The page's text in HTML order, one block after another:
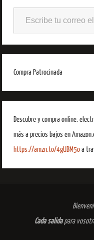
Compra Patrocinada
Descubre y compra online:
más a precios bajos en
https://amzn.to/4gUBM5oa
Cada salidapara